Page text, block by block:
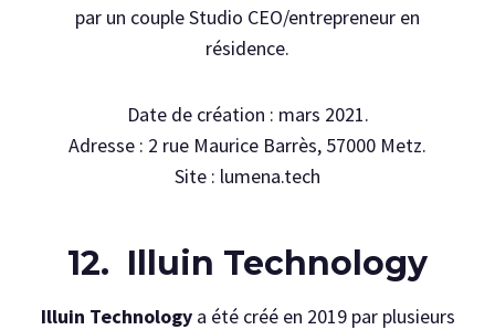
par un couple Studio CEO/entrepreneur en
résidence.
Date de création : mars 2021.
Adresse : 2 rue Maurice Barrès, 57000 Metz.
Site : lumena.tech
12. Illuin Technology
Illuin Technologya été créé en 2019 par plusieurs